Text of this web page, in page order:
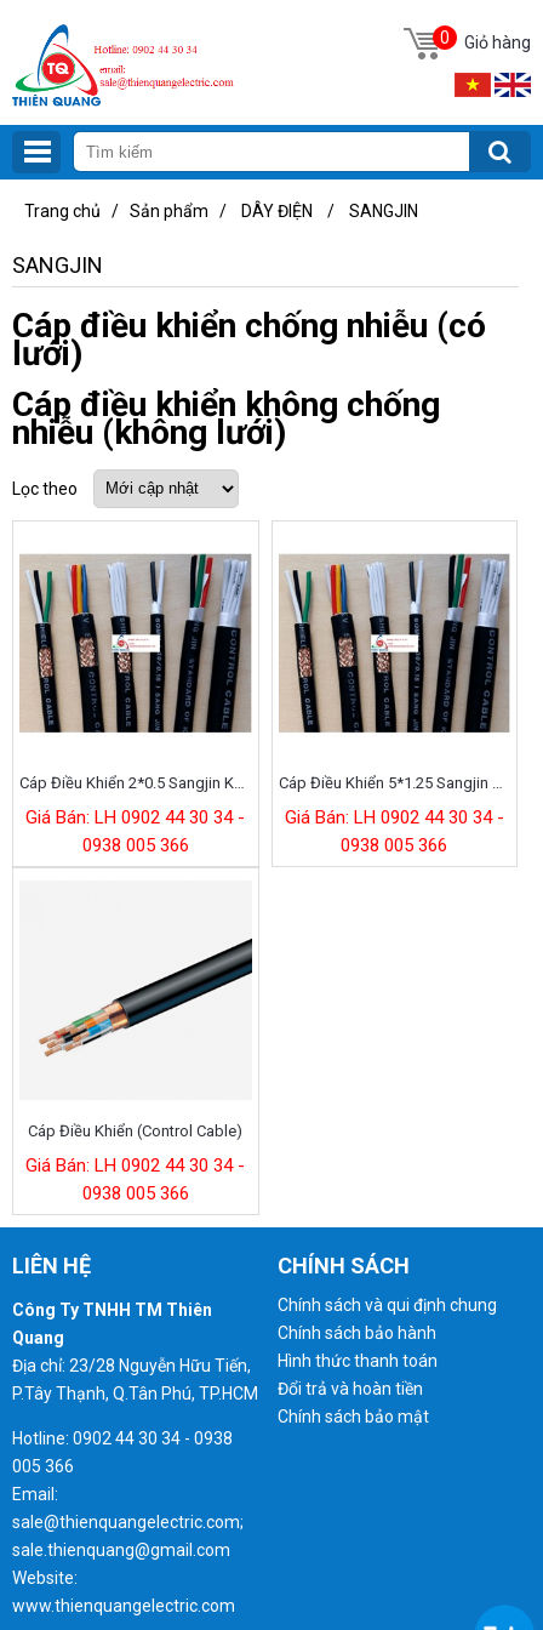
Giỏ hàng
0
Trang chủ / Sản phẩm / DÂY ĐIỆN / SANGJIN
SANGJIN
Cáp điều khiển chống nhiễu (có
lưới)
Cáp điều khiển không chống
nhiễu (không lưới)
Lọc theo
Cáp Điều Khiển 2*0.5 Sangjin Không Chống Nhiễu
Giá Bán: LH 0902 44 30 34 -
0938 005 366
Cáp Điều Khiển 5*1.25 Sangjin Chống Nhiễu
Giá Bán: LH 0902 44 30 34 -
0938 005 366
Cáp Điều Khiển (control Cable)
Giá Bán: LH 0902 44 30 34 -
0938 005 366
LIÊN HỆ
Công Ty TNHH TM Thiên
Quang
Địa chỉ: 23/28 Nguyễn Hữu Tiến,
P.Tây Thạnh, Q.Tân Phú, TP.HCM
Hotline: 0902 44 30 34 - 0938
005 366
Email:
sale@thienquangelectric.com;
sale.thienquang@gmail.com
Website:
www.thienquangelectric.com
CHÍNH SÁCH
Chính sách và qui định chung
Chính sách bảo hành
Hình thức thanh toán
Đổi trả và hoàn tiền
Chính sách bảo mật